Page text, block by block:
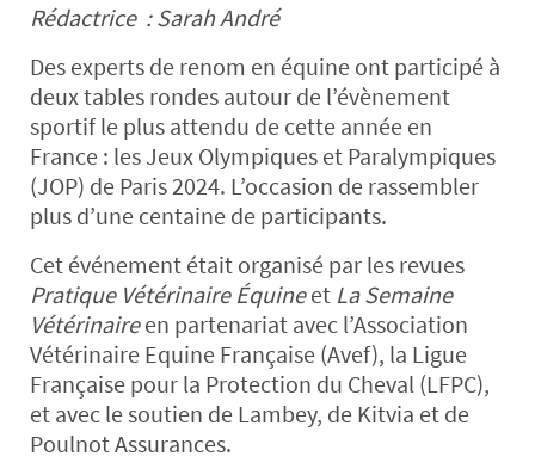
Rédactrice : Sarah André
Des experts de renom en équine ont participé à
deux tables rondes autour de l’évènement
sportif le plus attendu de cette année en
France : les Jeux Olympiques et Paralympiques
(JOP) de Paris 2024. L’occasion de rassembler
plus d’une centaine de participants.
Cet événement était organisé par les revues
Pratique Vétérinaire Équineet La Semaine
Vétérinaireen partenariat avec l’Association
Vétérinaire Equine Française (Avef), la Ligue
Française pour la Protection du Cheval (LFPC),
et avec le soutien de Lambey, de Kitvia et de
Poulnot Assurances.